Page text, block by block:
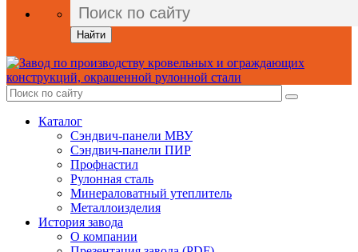
Найти
Каталог
Сэндвич-панели МВУ
Сэндвич-панели ПИР
Профнастил
Рулонная сталь
Минераловатный утеплитель
Металлоизделия
История завода
О компании